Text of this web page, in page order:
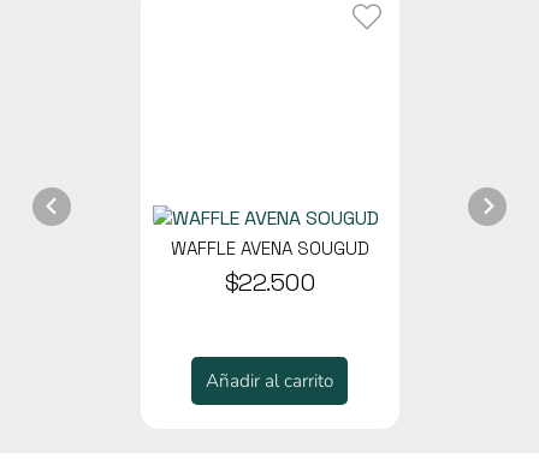
WAFFLE AVENA SOUGUD
$22.500
Añadir al carrito